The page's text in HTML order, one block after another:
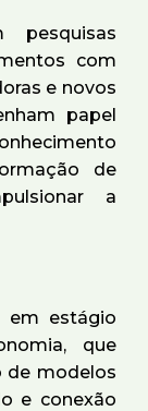
pesquisas
com
e novos
papel
de
a
em estágio
que
de modelos
e conexão